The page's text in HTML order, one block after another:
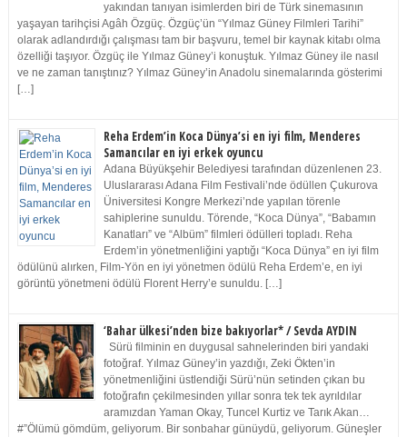
yakından tanıyan isimlerden biri de Türk sinemasının
yaşayan tarihçisi Agâh Özgüç. Özgüç’ün “Yılmaz Güney Filmleri Tarihi”
olarak adlandırdığı çalışması tam bir başvuru, temel bir kaynak kitabı olma
özelliği taşıyor. Özgüç ile Yılmaz Güney’i konuştuk. Yılmaz Güney ile nasıl
ve ne zaman tanıştınız? Yılmaz Güney’in Anadolu sinemalarında gösterimi
[…]
Reha Erdem’in Koca Dünya’si en iyi film, Menderes
Samancılar en iyi erkek oyuncu
Adana Büyükşehir Belediyesi tarafından düzenlenen 23.
Uluslararası Adana Film Festivali’nde ödüllen Çukurova
Üniversitesi Kongre Merkezi’nde yapılan törenle
sahiplerine sunuldu. Törende, “Koca Dünya”, “Babamın
Kanatları” ve “Albüm” filmleri ödülleri topladı. Reha
Erdem’in yönetmenliğini yaptığı “Koca Dünya” en iyi film
ödülünü alırken, Film-Yön en iyi yönetmen ödülü Reha Erdem’e, en iyi
görüntü yönetmeni ödülü Florent Herry’e sunuldu. […]
‘Bahar ülkesi’nden bize bakıyorlar* / Sevda AYDIN
Sürü filminin en duygusal sahnelerinden biri yandaki
fotoğraf. Yılmaz Güney’in yazdığı, Zeki Ökten’in
yönetmenliğini üstlendiği Sürü’nün setinden çıkan bu
fotoğrafın çekilmesinden yıllar sonra tek tek ayrıldılar
aramızdan Yaman Okay, Tuncel Kurtiz ve Tarık Akan…
#”Ölümü gömdüm, geliyorum. Bir sonbahar günüydü, geliyorum. Güneşler